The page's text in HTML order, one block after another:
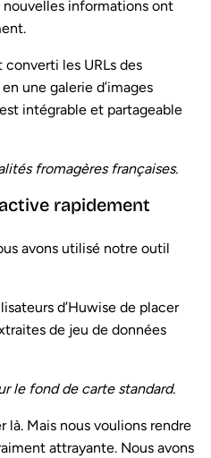
nouvelles informations ont
les URLs des
une galerie d’images
intégrable et partageable
fromagères françaises.
rapidement
avons utilisé notre outil
d’Huwise de placer
de jeu de données
le fond de carte standard.
là. Mais nous voulions rendre
attrayante. Nous avons